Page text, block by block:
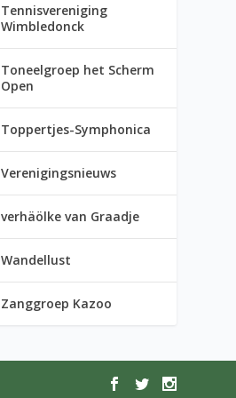
Tennisvereniging
Wimbledonck
Toneelgroep het Scherm
Open
Toppertjes-Symphonica
Verenigingsnieuws
verhäölke van Graadje
Wandellust
Zanggroep Kazoo